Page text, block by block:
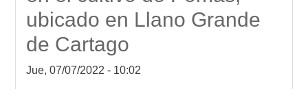
ubicado en Llano Grande
de Cartago
Jue, 07/07/2022 - 10:02